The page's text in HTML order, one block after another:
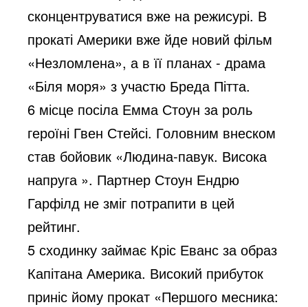
сконцентруватися вже на режисурі. В
прокаті Америки вже йде новий фільм
«Незломлена», а в її планах - драма
«Біля моря» з участю Бреда Пітта.
6 місце посіла Емма Стоун за роль
героїні Гвен Стейсі. Головним внеском
став бойовик «Людина-павук. Висока
напруга ». Партнер Стоун Ендрю
Гарфілд не зміг потрапити в цей
рейтинг.
5 сходинку займає Кріс Еванс за образ
Капітана Америка. Високий прибуток
приніс йому прокат «Першого месника: